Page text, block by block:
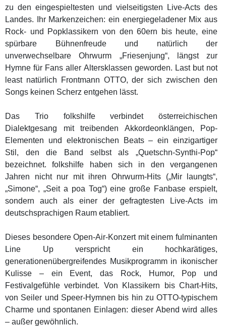
zu den eingespieltesten und vielseitigsten Live-Acts des
Landes. Ihr Markenzeichen: ein energiegeladener Mix aus
Rock- und Popklassikern von den 60ern bis heute, eine
spürbare Bühnenfreude und natürlich der
unverwechselbare Ohrwurm „Friesenjung“, längst zur
Hymne für Fans aller Altersklassen geworden. Last but not
least natürlich Frontmann OTTO, der sich zwischen den
Songs keinen Scherz entgehen lässt.
Das Trio folkshilfe verbindet österreichischen
Dialektgesang mit treibenden Akkordeonklängen, Pop-
Elementen und elektronischen Beats – ein einzigartiger
Stil, den die Band selbst als „Quetschn-Synthi-Pop“
bezeichnet. folkshilfe haben sich in den vergangenen
Jahren nicht nur mit ihren Ohrwurm-Hits („Mir laungts“,
„Simone“, „Seit a poa Tog“) eine große Fanbase erspielt,
sondern auch als einer der gefragtesten Live-Acts im
deutschsprachigen Raum etabliert.
Dieses besondere Open-Air-Konzert mit einem fulminanten
Line Up verspricht ein hochkarätiges,
generationenübergreifendes Musikprogramm in ikonischer
Kulisse – ein Event, das Rock, Humor, Pop und
Festivalgefühle verbindet. Von Klassikern bis Chart-Hits,
von Seiler und Speer-Hymnen bis hin zu OTTO-typischem
Charme und spontanen Einlagen: dieser Abend wird alles
– außer gewöhnlich.